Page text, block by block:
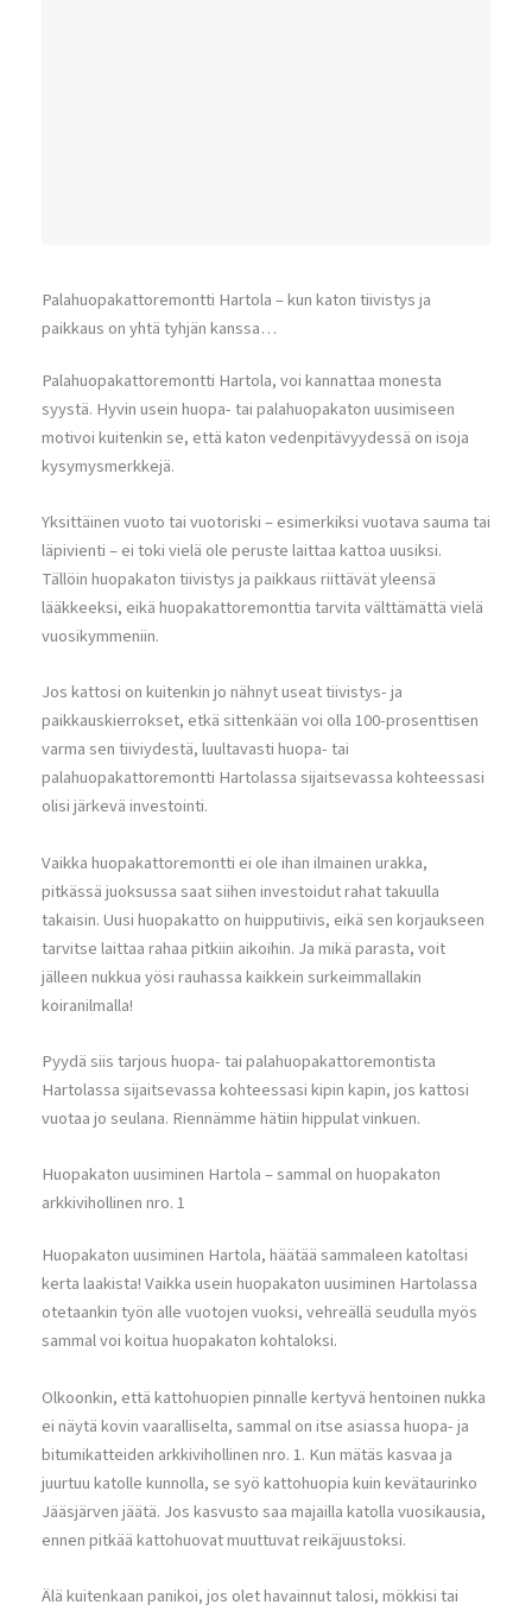
Palahuopakattoremontti Hartola – kun katon tiivistys ja
paikkaus on yhtä tyhjän kanssa…
Palahuopakattoremontti Hartola, voi kannattaa monesta
syystä. Hyvin usein huopa- tai palahuopakaton uusimiseen
motivoi kuitenkin se, että katon vedenpitävyydessä on isoja
kysymysmerkkejä.
Yksittäinen vuoto tai vuotoriski – esimerkiksi vuotava sauma tai
läpivienti – ei toki vielä ole peruste laittaa kattoa uusiksi.
Tällöin huopakaton tiivistys ja paikkaus riittävät yleensä
lääkkeeksi, eikä huopakattoremonttia tarvita välttämättä vielä
vuosikymmeniin.
Jos kattosi on kuitenkin jo nähnyt useat tiivistys- ja
paikkauskierrokset, etkä sittenkään voi olla 100-prosenttisen
varma sen tiiviydestä, luultavasti huopa- tai
palahuopakattoremontti Hartolassa sijaitsevassa kohteessasi
olisi järkevä investointi.
Vaikka huopakattoremontti ei ole ihan ilmainen urakka,
pitkässä juoksussa saat siihen investoidut rahat takuulla
takaisin. Uusi huopakatto on huipputiivis, eikä sen korjaukseen
tarvitse laittaa rahaa pitkiin aikoihin. Ja mikä parasta, voit
jälleen nukkua yösi rauhassa kaikkein surkeimmallakin
koiranilmalla!
Pyydä siis tarjous huopa- tai palahuopakattoremontista
Hartolassa sijaitsevassa kohteessasi kipin kapin, jos kattosi
vuotaa jo seulana. Riennämme hätiin hippulat vinkuen.
Huopakaton uusiminen Hartola – sammal on huopakaton
arkkivihollinen nro. 1
Huopakaton uusiminen Hartola, häätää sammaleen katoltasi
kerta laakista! Vaikka usein huopakaton uusiminen Hartolassa
otetaankin työn alle vuotojen vuoksi, vehreällä seudulla myös
sammal voi koitua huopakaton kohtaloksi.
Olkoonkin, että kattohuopien pinnalle kertyvä hentoinen nukka
ei näytä kovin vaaralliselta, sammal on itse asiassa huopa- ja
bitumikatteiden arkkivihollinen nro. 1. Kun mätäs kasvaa ja
juurtuu katolle kunnolla, se syö kattohuopia kuin kevätaurinko
Jääsjärven jäätä. Jos kasvusto saa majailla katolla vuosikausia,
ennen pitkää kattohuovat muuttuvat reikäjuustoksi.
Älä kuitenkaan panikoi, jos olet havainnut talosi, mökkisi tai